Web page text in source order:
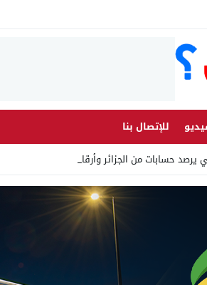
للإتصال بنا
حسابات من الجزائر وأرقاما بـ”213 _